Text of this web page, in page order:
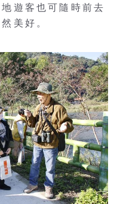
遊客也可隨時前去
美好。